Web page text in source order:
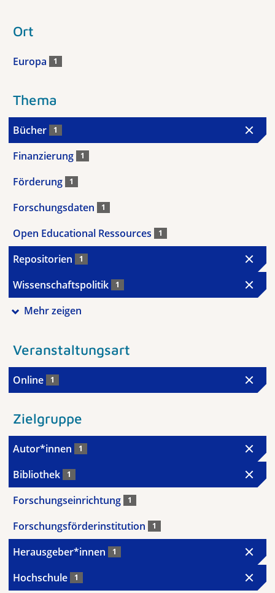
Ort
Europa 1
Thema
Bücher 1
Finanzierung 1
Förderung 1
Forschungsdaten 1
Open Educational Ressources 1
Repositorien 1
Wissenschaftspolitik 1
Mehr zeigen
Veranstaltungsart
Online 1
Zielgruppe
Autor*innen 1
Bibliothek 1
Forschungseinrichtung 1
Forschungsförderinstitution 1
Herausgeber*innen 1
Hochschule 1